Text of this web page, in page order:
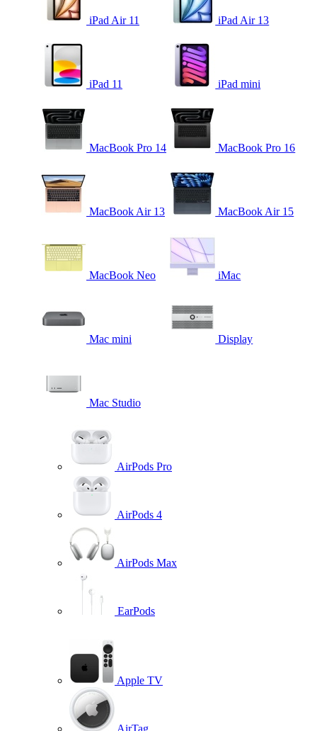
iPad Air 11 iPad Air 13
iPad 11 iPad mini
MacBook Pro 14 MacBook Pro 16
MacBook Air 13 MacBook Air 15
MacBook Neo iMac
Mac mini Display
Mac Studio
AirPods Pro
AirPods 4
AirPods Max
EarPods
Apple TV